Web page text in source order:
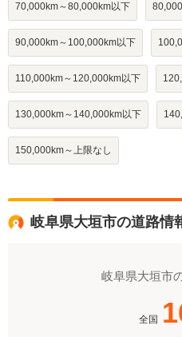
70,000km～80,000km以下
90,000km～100,000km以下
110,000km～120,000km以下
130,000km～140,000km以下
150,000km～上限なし
岐阜県大垣市の道路情
岐阜県大垣市
全国